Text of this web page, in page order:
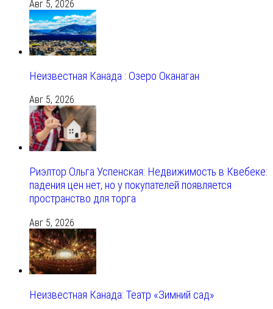
Авг 5, 2026
Неизвестная Канада : Озеро Оканаган
Авг 5, 2026
Риэлтор Ольга Успенская: Недвижимость в Квебеке:
падения цен нет, но у покупателей появляется
пространство для торга
Авг 5, 2026
Неизвестная Канада: Театр «Зимний сад»